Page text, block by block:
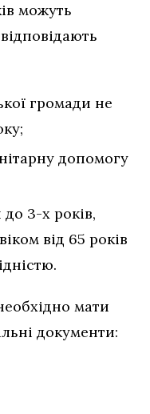
можуть
громади не
допомогу
3-х років,
від 65 років
мати
документи: